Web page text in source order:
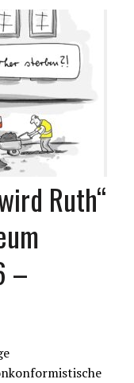
Ruth“
–